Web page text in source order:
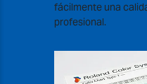
fácilmente una
profesional.